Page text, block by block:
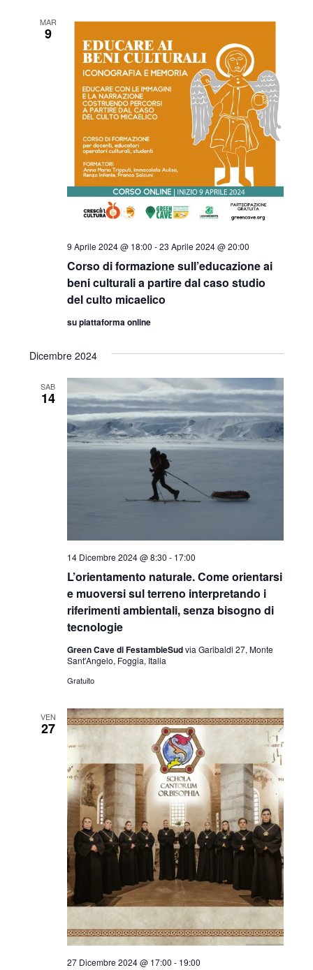
MAR
9
Corso di formazione sull’educazione ai
beni culturali a partire dal caso studio
del culto micaelico
9 Aprile 2024 @ 18:00 -23 Aprile 2024 @ 20:00
su piattaforma online
Dicembre 2024
SAB
14
L’orientamento naturale. Come orientarsi
e muoversi sul terreno interpretando i
riferimenti ambientali, senza bisogno di
tecnologie
14 Dicembre 2024 @ 8:30 - 17:00
Green Cave di FestambieSudvia Garibaldi 27, Monte
Sant'Angelo, Foggia, Italia
Gratuito
VEN
27
27 Dicembre 2024 @ 17:00 - 19:00